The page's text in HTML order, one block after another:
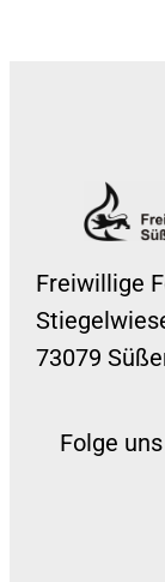
Freiwillige
73079
Folge